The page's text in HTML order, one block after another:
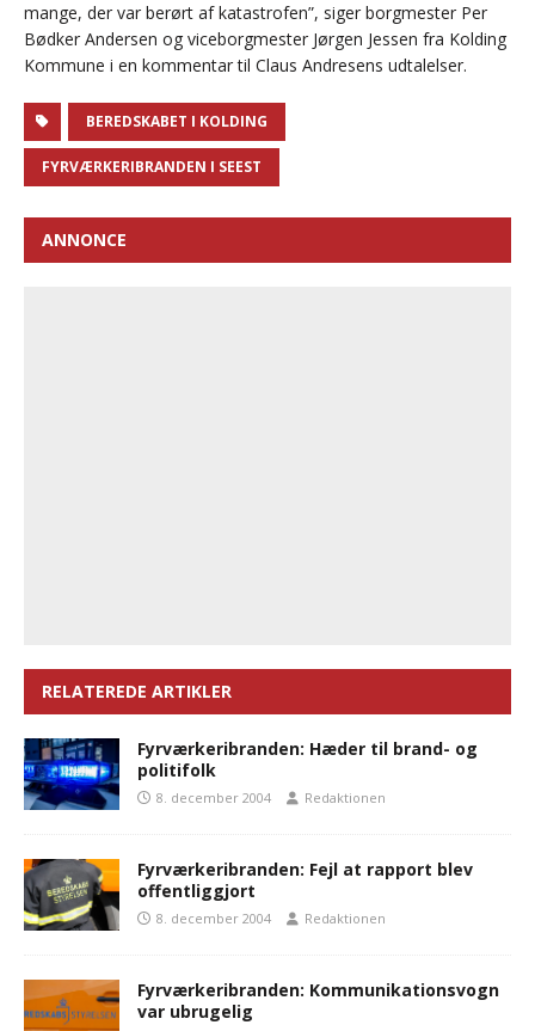
mange, der var berørt af katastrofen”, siger borgmester Per
Bødker Andersen og viceborgmester Jørgen Jessen fra Kolding
Kommune i en kommentar til Claus Andresens udtalelser.
BEREDSKABET I KOLDING
FYRVÆRKERIBRANDEN I SEEST
ANNONCE
RELATEREDE ARTIKLER
Fyrværkeribranden: Hæder til brand- og
politifolk
8. december 2004 Redaktionen
Fyrværkeribranden: Fejl at rapport blev
offentliggjort
8. december 2004 Redaktionen
Fyrværkeribranden: Kommunikationsvogn
var ubrugelig